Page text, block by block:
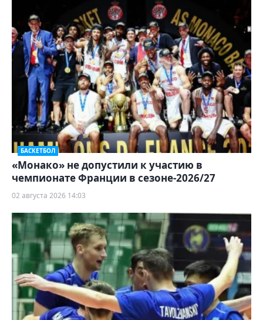
БАСКЕТБОЛ
«Монако» не допустили к участию в
чемпионате Франции в сезоне-2026/27
02 августа 2026 14:03